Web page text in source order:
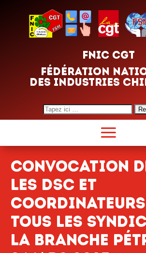
FNIC CGT
FÉDÉRATION
DES INDUSTRIES
Search
for:
Convocation
les DSC et
coordinateurs
tous les
la branche